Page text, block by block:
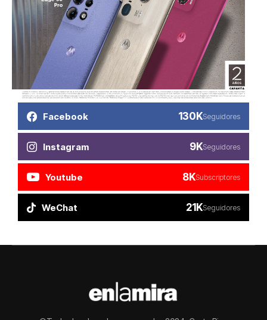
Facebook 130KSeguidores
Instagram 9KSeguidores
Youtube 8KSubscriptores
WeChat 21KSeguidores